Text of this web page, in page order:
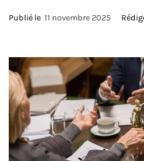
Publié le 11 novembre 2025